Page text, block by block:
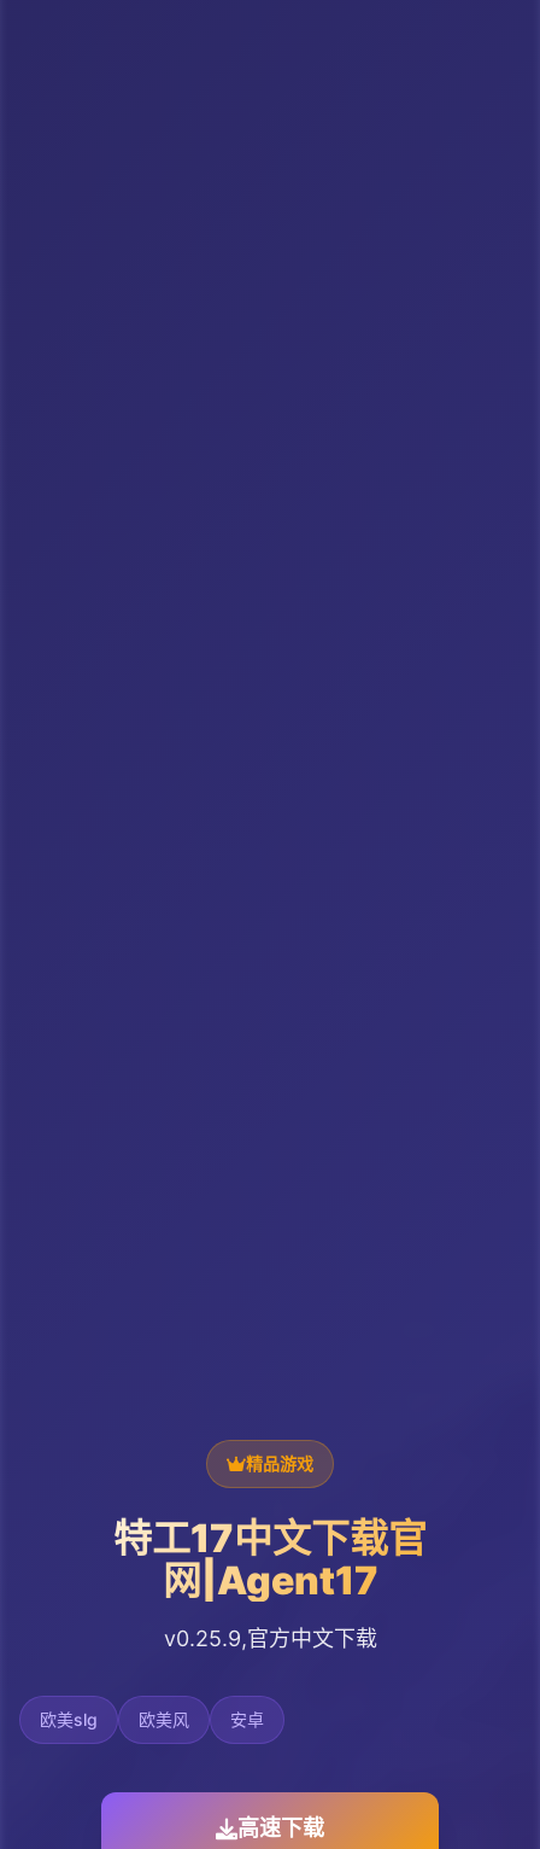
精品游戏
特工17中文下载官
网|Agent17
v0.25.9,官方中文下载
欧美slg 欧美风 安卓
高速下载